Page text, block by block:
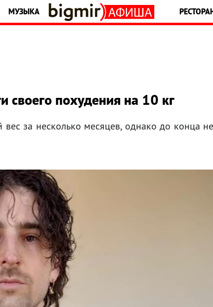
МУЗЫКА
своего похудения на 10 кг
за несколько месяцев, однако до конца не